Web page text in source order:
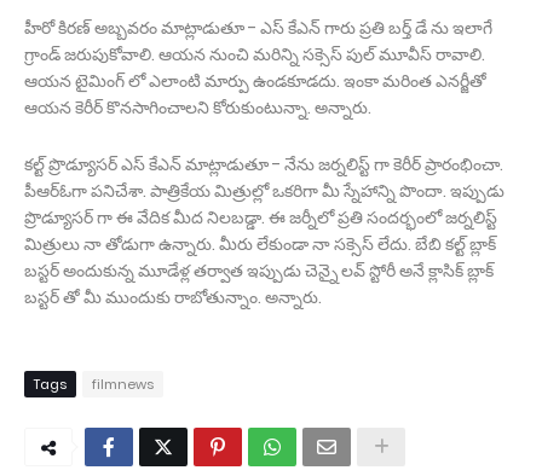
హీరో కిరణ్ అబ్బవరం మాట్లాడుతూ - ఎస్ కేఎన్ గారు ప్రతి బర్త్ డే ను ఇలాగే
గ్రాండ్ జరుపుకోవాలి. ఆయన నుంచి మరిన్ని సక్సెస్ పుల్ మూవీస్ రావాలి.
ఆయన టైమింగ్ లో ఎలాంటి మార్పు ఉండకూడదు. ఇంకా మరింత ఎనర్జీతో
ఆయన కెరీర్ కొనసాగించాలని కోరుకుంటున్నా. అన్నారు.
కల్ట్ ప్రొడ్యూసర్ ఎస్ కేఎన్ మాట్లాడుతూ - నేను జర్నలిస్ట్ గా కెరీర్ ప్రారంభించా.
పీఆర్ఓగా పనిచేశా. పాత్రికేయ మిత్రుల్లో ఒకరిగా మీ స్నేహాన్ని పొందా. ఇప్పుడు
ప్రొడ్యూసర్ గా ఈ వేదిక మీద నిలబడ్డా. ఈ జర్నీలో ప్రతి సందర్భంలో జర్నలిస్ట్
మిత్రులు నా తోడుగా ఉన్నారు. మీరు లేకుండా నా సక్సెస్ లేదు. బేబి కల్ట్ బ్లాక్
బస్టర్ అందుకున్న మూడేళ్ల తర్వాత ఇప్పుడు చెన్నై లవ్ స్టోరీ అనే క్లాసిక్ బ్లాక్
బస్టర్ తో మీ ముందుకు రాబోతున్నాం. అన్నారు.
Tags filmnews